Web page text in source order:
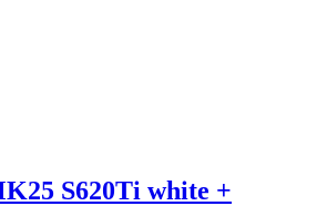
S620Ti white +